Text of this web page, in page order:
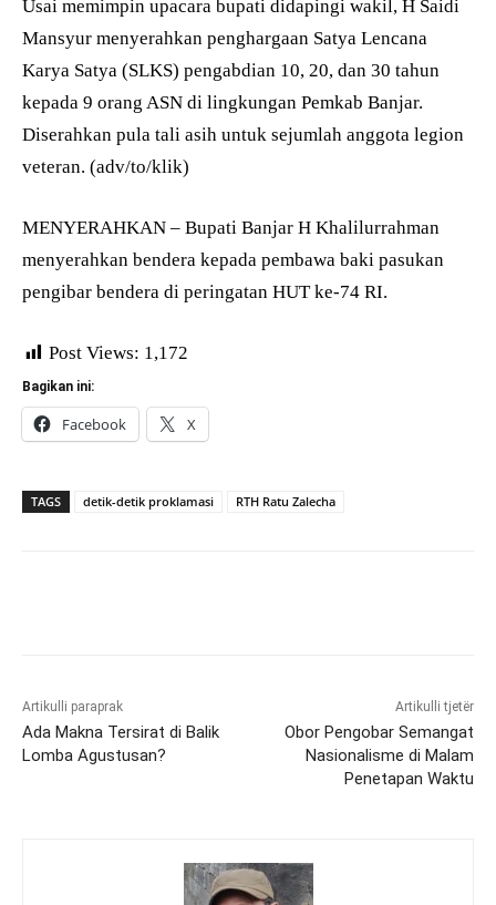
Usai memimpin upacara bupati didapingi wakil, H Saidi
Mansyur menyerahkan penghargaan Satya Lencana
Karya Satya (SLKS) pengabdian 10, 20, dan 30 tahun
kepada 9 orang ASN di lingkungan Pemkab Banjar.
Diserahkan pula tali asih untuk sejumlah anggota legion
veteran. (adv/to/klik)
MENYERAHKAN – Bupati Banjar H Khalilurrahman
menyerahkan bendera kepada pembawa baki pasukan
pengibar bendera di peringatan HUT ke-74 RI.
Post Views: 1,172
Bagikan ini:
Facebook X
TAGS detik-detik proklamasi RTH Ratu Zalecha
Artikulli paraprak
Ada Makna Tersirat di Balik
Lomba Agustusan?
Artikulli tjetër
Obor Pengobar Semangat
Nasionalisme di Malam
Penetapan Waktu